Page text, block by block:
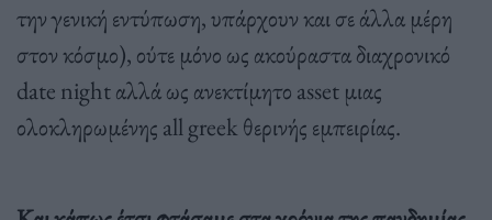
την γενική εντύπωση, υπάρχουν και σε άλλα μέρη
στον κόσμο), ούτε μόνο ως ακούραστα διαχρονικό
date night αλλά ως ανεκτίμητο asset μιας
ολοκληρωμένης all greek θερινής εμπειρίας.